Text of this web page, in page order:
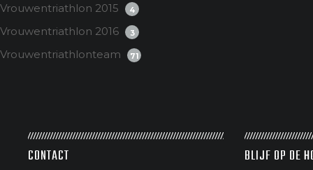
Vrouwentriathlon 2015 4
Vrouwentriathlon 2016 3
Vrouwentriathlonteam 71
CONTACT BLIJF OP DE